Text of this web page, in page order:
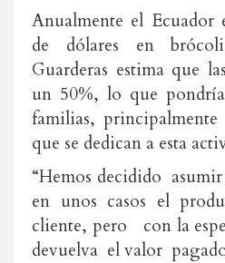
Anualmente el Ecuador
de dólares en
Guarderas estima que
un 50%, lo que
familias,
que se dedican a esta
“Hemos decidido
en unos casos el
cliente, pero con la
devuelva el valor